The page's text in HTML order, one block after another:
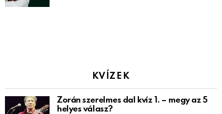
KVÍZEK
Zorán szerelmes dal kvíz 1. – megy az 5
helyes válasz?